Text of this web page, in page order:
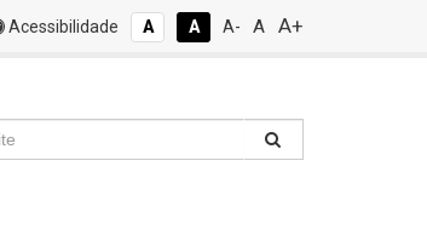
Acessibilidade A A A- A A+